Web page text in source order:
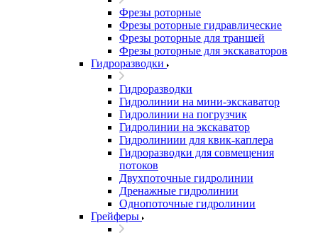
Фрезы роторные
Фрезы роторные гидравлические
Фрезы роторные для траншей
Фрезы роторные для экскаваторов
Гидроразводки
Гидроразводки
Гидролинии на мини-экскаватор
Гидролинии на погрузчик
Гидролинии на экскаватор
Гидролиниии для квик-каплера
Гидроразводки для совмещения
потоков
Двухпоточные гидролинии
Дренажные гидролинии
Однопоточные гидролинии
Грейферы